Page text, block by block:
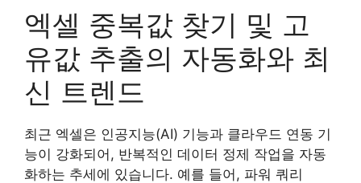
엑셀 중복값 찾기 및 고
유값 추출의 자동화와 최
신 트렌드
최근 엑셀은 인공지능(AI) 기능과 클라우드 연동 기
능이 강화되어, 반복적인 데이터 정제 작업을 자동
화하는 추세에 있습니다. 예를 들어, 파워 쿼리